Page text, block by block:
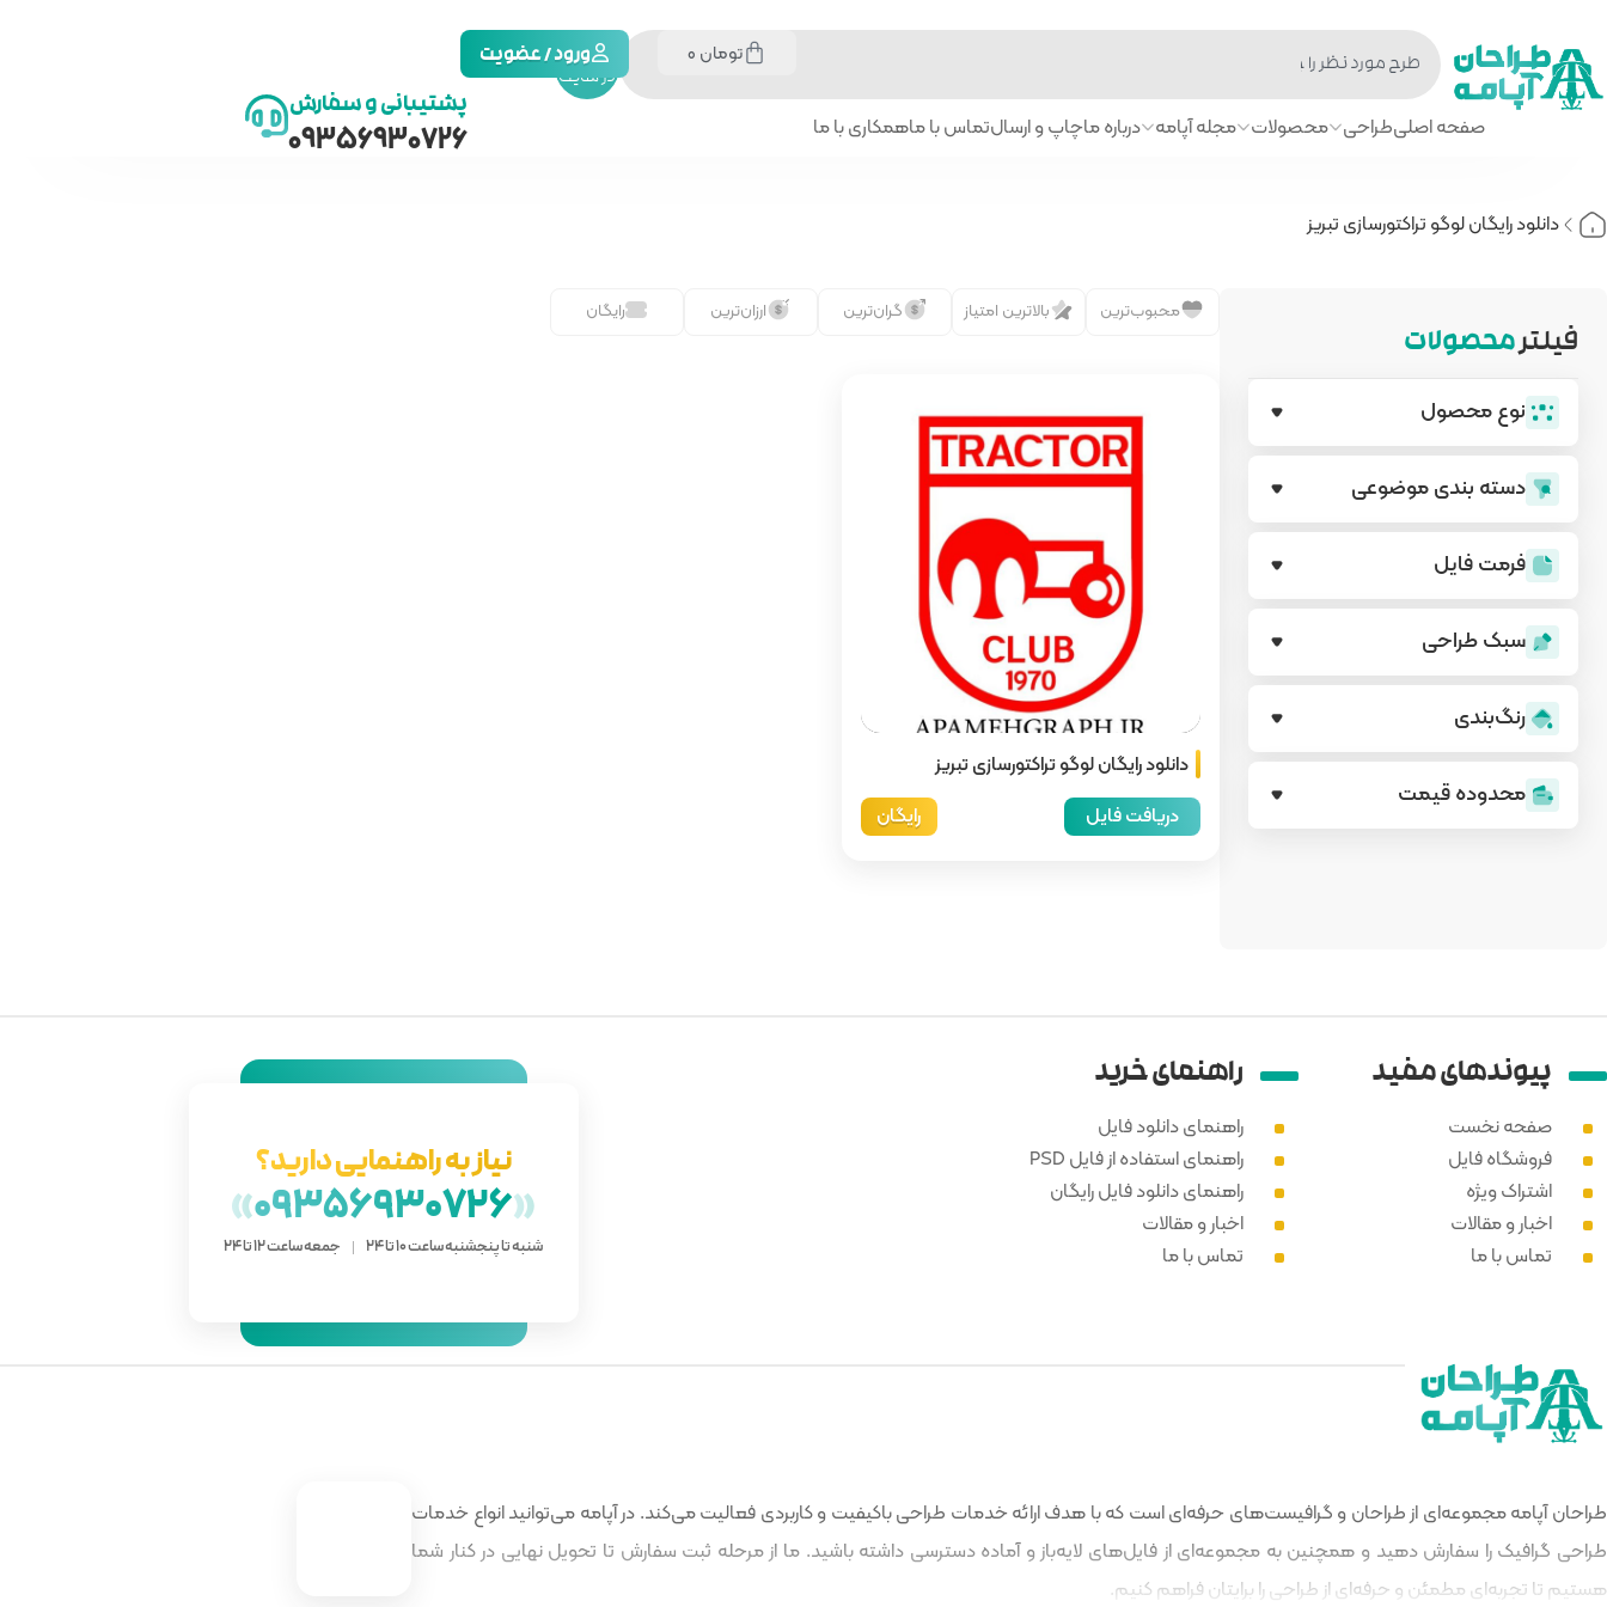
جستجو
در سایت
تومان ورود / عضویت
صفحه اصلیطراحی محصولات مجله آپامه درباره ماچاپ و ارسالتماس با ماهمکاری با ما
پشتیبانی و سفارش
09356930726
دانلود رایگان لوگو تراکتورسازی تبریز
فیلترمحصولات
نوع محصول
دسته بندی‌ موضوعی
فرمت فایل
سبک طراحی
رنگ‌بندی
محدوده قیمت
محبوب‌ترین بالاترین امتیاز گران‌ترین ارزان‌ترین رایگان
دانلود رایگان لوگو تراکتورسازی تبریز
دریافت فایل
رایگان
پیوند‌های مفید
صفحه نخست
فروشگاه فایل
اشتراک ویژه
اخبار و مقالات
تماس با ما
راهنمای خرید
راهنمای دانلود فایل
راهنمای استفاده از فایل PSD
راهنمای دانلود فایل رایگان
اخبار و مقالات
تماس با ما
نیاز به راهنمایی دارید؟
«
09356930726
»
شنبه تا پنجشنبه ساعت 10 تا 24 جمعه ساعت 12 تا 24
طراحان آپامه مجموعه‌ای از طراحان و گرافیست‌های حرفه‌ای است که با هدف ارائه خدمات طراحی باکیفیت و کاربردی فعالیت می‌کند. در آپامه می‌توانید انواع خدمات
طراحی گرافیک را سفارش دهید و همچنین به مجموعه‌ای از فایل‌های لایه‌باز و آماده دسترسی داشته باشید. ما از مرحله ثبت سفارش تا تحویل نهایی در کنار شما
هستیم تا تجربه‌ای مطمئن و حرفه‌ای از طراحی را برایتان فراهم کنیم.